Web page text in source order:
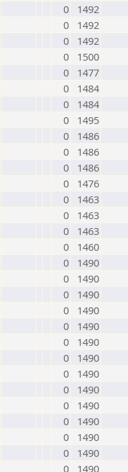
0
1492
0
1492
0
1492
0
1500
0
1477
0
1484
0
1484
0
1495
0
1486
0
1486
0
1486
0
1476
0
1463
0
1463
0
1463
0
1460
0
1490
0
1490
0
1490
0
1490
0
1490
0
1490
0
1490
0
1490
0
1490
0
1490
0
1490
0
1490
0
1490
0
1490